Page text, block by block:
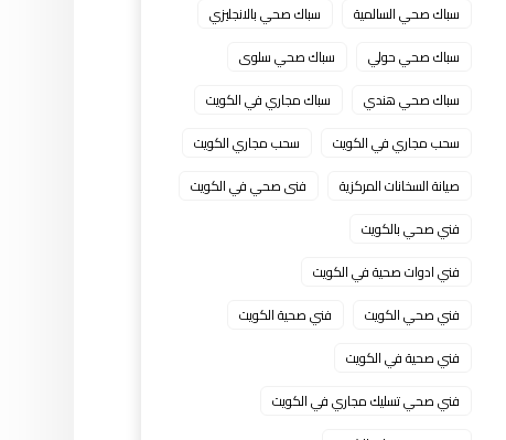
سباك صحي السالمية
سباك صحي بالانجليزي
سباك صحي حولي
سباك صحي سلوى
سباك صحي هندي
سباك مجاري في الكويت
سحب مجاري في الكويت
سحب مجاري الكويت
صيانة السخانات المركزية
فنى صحي في الكويت
فني صحي بالكويت
فني ادوات صحية في الكويت
فني صحي الكويت
فني صحية الكويت
فني صحية في الكويت
فني صحي تسليك مجاري في الكويت